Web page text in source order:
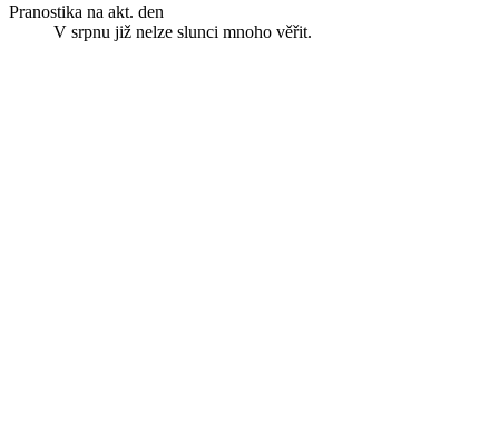
Pranostika na akt. den
V srpnu již nelze slunci mnoho věřit.